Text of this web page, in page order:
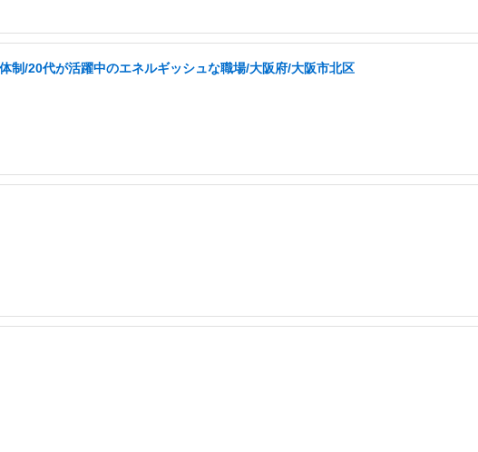
制/20代が活躍中のエネルギッシュな職場/大阪府/大阪市北区